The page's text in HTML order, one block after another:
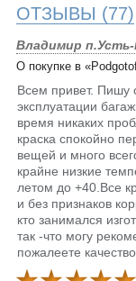
ОТЗЫВЫ (77)
Владимир
О покупке в
Всем привет. Пишу
эксплуатации
время никаких
краска спокойно
вещей и много
крайне низкие
летом до +40.Все
и без признаков
кто занимался
так -что могу
пожалеете